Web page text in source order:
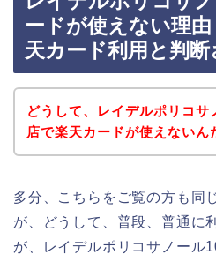
ードが使えない理
天カード利用と判断
どうして、レイデルポリコサ
店で楽天カードが使えないん
多分、こちらをご覧の方も同
が、どうして、普段、普通に
が、レイデルポリコサノール